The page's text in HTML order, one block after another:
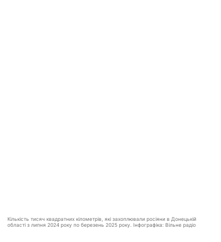
Кількість тисяч квадратних кілометрів, які захоплювали росіяни в Донецькій
області з липня 2024 року по березень 2025 року. Інфографіка: Вільне радіо